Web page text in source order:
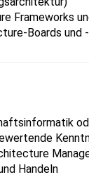
Frameworks
Boards und
Handeln